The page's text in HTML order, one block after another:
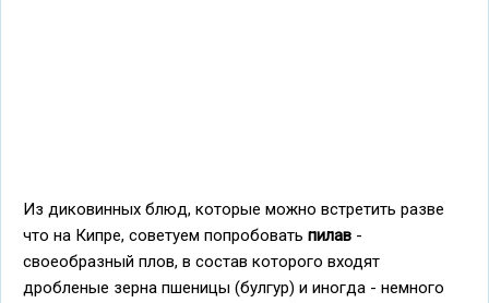
Из диковинных блюд, которые можно встретить разве
что на Кипре, советуем попробовать пилав -
своеобразный плов, в состав которого входят
дробленые зерна пшеницы (булгур) и иногда - немного